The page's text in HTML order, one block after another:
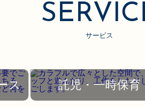
サービス
ス 託児・一時保育